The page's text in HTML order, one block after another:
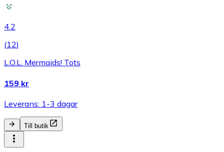
4.2
(12)
L.O.L. Mermaids! Tots
159 kr
Leverans: 1-3 dagar
Till butik